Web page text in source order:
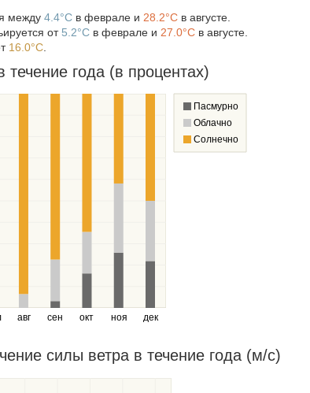
между 4.4°C в феврале и 28.2°C в августе.
от 5.2°C в феврале и 27.0°C в августе.
16.0°C
года (в процентах)
авг сен окт ноя дек
Пасмурно
Облачно
Солнечно
силы ветра в течение года (м/c)